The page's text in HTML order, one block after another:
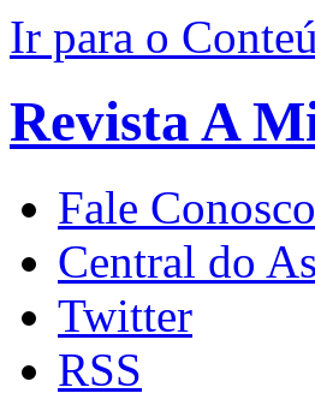
Ir para o
Revista A
Fale Conosco
Central do
Twitter
RSS